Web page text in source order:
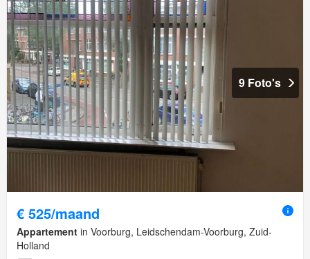
9 Foto's
€ 525/maand
Appartement in Voorburg, Leidschendam-Voorburg, Zuid-
Holland